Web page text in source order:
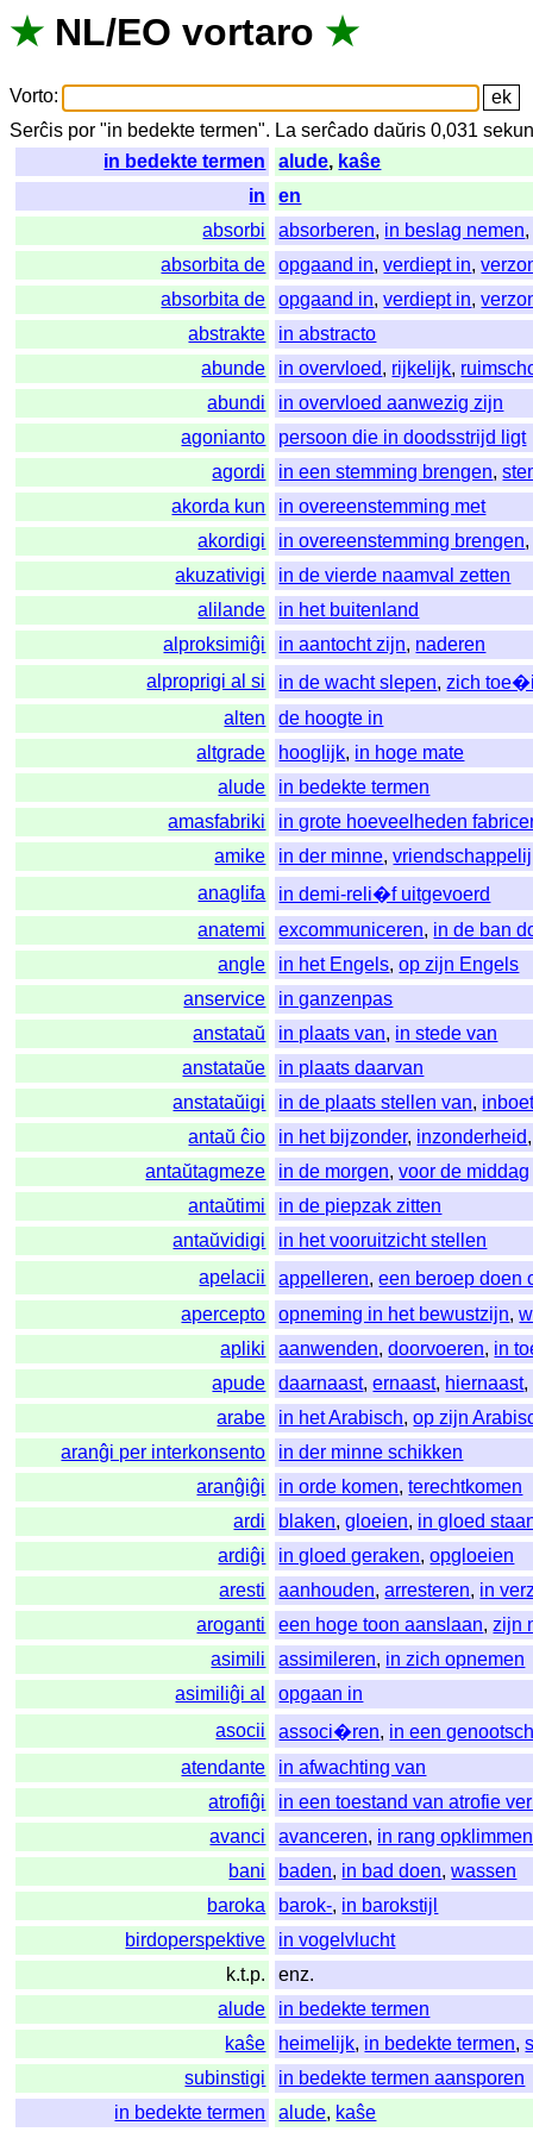
★ NL/EO vortaro ★
Vorto:
Serĉis por "in bedekte termen". La serĉado daŭris 0,031
in bedekte termen
alude, kaŝe
in
en
absorbi
absorberen, in beslag nemen
absorbita de
opgaand in,verdiept in,
absorbita de
opgaand in,verdiept in,
abstrakte
in abstracto
abunde
in overvloed, rijkelijk,
abundi
in overvloed aanwezig zijn
agonianto
persoon die in doodsstrijd ligt
agordi
in een stemming brengen,
akorda kun
in overeenstemming met
akordigi
in overeenstemming brengen
akuzativigi
in de vierde naamval zetten
alilande
in het buitenland
alproksimiĝi
in aantocht zijn, naderen
alproprigi al si
in de wacht slepen,zich
alten
de hoogte in
altgrade
hooglijk, in hoge mate
alude
in bedekte termen
amasfabriki
in grote hoeveelheden
amike
in der minne,
anaglifa
in demi-reli�f uitgevoerd
anatemi
excommuniceren, in de ban
angle
in het Engels,op zijn Engels
anservice
in ganzenpas
anstataŭ
in plaats van, in stede van
anstataŭe
in plaats daarvan
anstataŭigi
in de plaats stellen van,
antaŭ ĉio
in het bijzonder, inzonderheid
antaŭtagmeze
in de morgen,voor de middag
antaŭtimi
in de piepzak zitten
antaŭvidigi
in het vooruitzicht stellen
apelacii
appelleren,een beroep doen
apercepto
opneming in het bewustzijn,
apliki
aanwenden,doorvoeren, in
apude
daarnaast,ernaast, hiernaast,
arabe
in het Arabisch,op zijn
aranĝi per interkonsento
in der minne schikken
aranĝiĝi
in orde komen,terechtkomen
ardi
blaken,gloeien, in gloed
ardiĝi
in gloed geraken,opgloeien
aresti
aanhouden,arresteren, in
aroganti
een hoge toon aanslaan,zijn
asimili
assimileren, in zich opnemen
asimiliĝi al
opgaan in
asocii
associ�ren, in een
atendante
in afwachting van
atrofiĝi
in een toestand van atrofie
avanci
avanceren, in rang opklimmen
bani
baden, in bad doen,wassen
baroka
barok-, in barokstijl
birdoperspektive
in vogelvlucht
k.t.p.
enz.
alude
in bedekte termen
kaŝe
heimelijk, in bedekte termen,
subinstigi
in bedekte termen aansporen
in bedekte termen
alude, kaŝe